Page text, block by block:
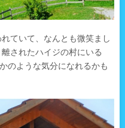
ていて、なんとも微笑まし
されたハイジの村にいる
のような気分になれるかも